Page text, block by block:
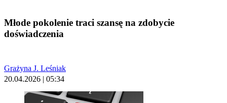
Młode pokolenie traci szansę na zdobycie
doświadczenia
Grażyna J. Leśniak
20.04.2026 | 05:34